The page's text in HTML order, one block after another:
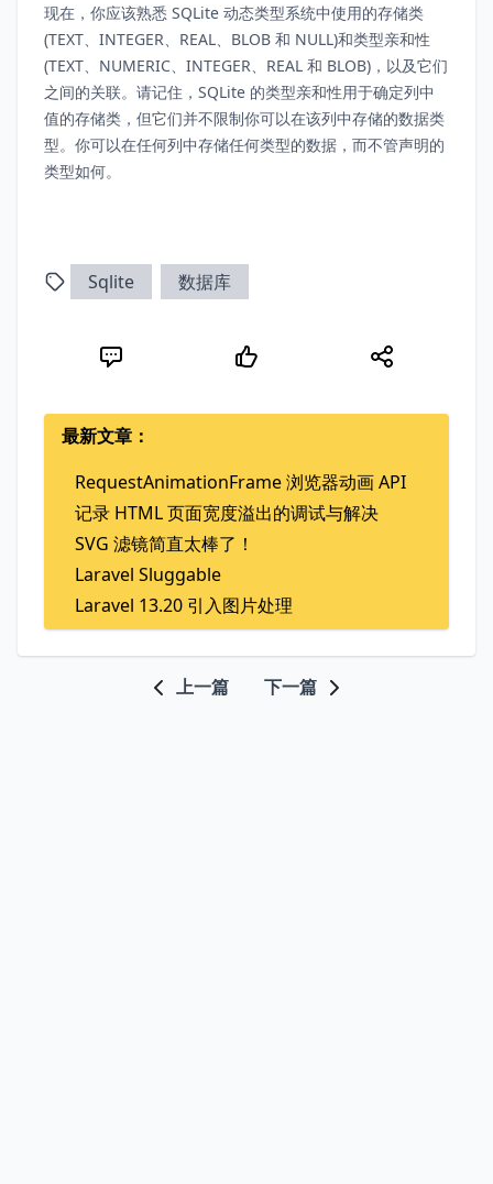
现在，你应该熟悉 SQLite 动态类型系统中使用的存储类
(TEXT、INTEGER、REAL、BLOB 和 NULL)和类型亲和性
(TEXT、NUMERIC、INTEGER、REAL 和 BLOB)，以及它们
之间的关联。请记住，SQLite 的类型亲和性用于确定列中
值的存储类，但它们并不限制你可以在该列中存储的数据类
型。你可以在任何列中存储任何类型的数据，而不管声明的
类型如何。
Sqlite 数据库
最新文章：
RequestAnimationFrame 浏览器动画 API
记录 HTML 页面宽度溢出的调试与解决
SVG 滤镜简直太棒了！
Laravel Sluggable
Laravel 13.20 引入图片处理
上一篇 下一篇